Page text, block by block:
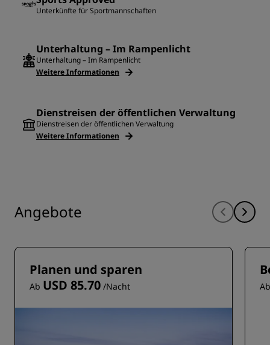
Unterkünfte für Sportmannschaften
Unterhaltung – Im Rampenlicht
Unterhaltung – Im Rampenlicht
Weitere Informationen
Dienstreisen der öffentlichen Verwaltung
Dienstreisen der öffentlichen Verwaltung
Weitere Informationen
Angebote
Planen und sparen
Ab USD 85.70 /Nacht